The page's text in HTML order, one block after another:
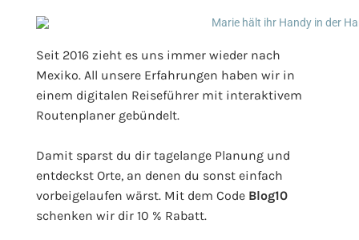
Seit 2016 zieht es uns immer wieder nach
Mexiko. All unsere Erfahrungen haben wir in
einem digitalen Reiseführer mit interaktivem
Routenplaner gebündelt.
Damit sparst du dir tagelange Planung und
entdeckst Orte, an denen du sonst einfach
vorbeigelaufen wärst. Mit dem Code Blog10
schenken wir dir 10 % Rabatt.